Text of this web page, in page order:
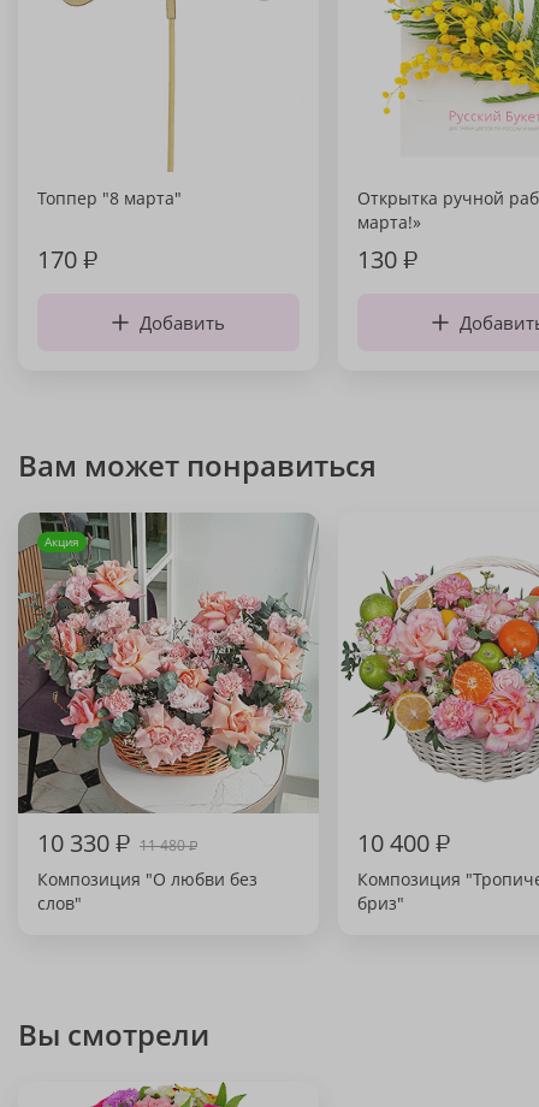
Топпер "8 марта"
170₽
Добавить
Открытка ручной
марта!»
130₽
Вам может понравиться
Акция
10 330₽ 11 480₽
Композиция "О любви без
слов"
10 400₽
Композиция
бриз"
Вы смотрели